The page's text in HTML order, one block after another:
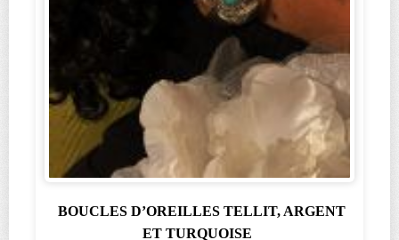
BOUCLES D’OREILLES TELLIT, ARGENT
ET TURQUOISE